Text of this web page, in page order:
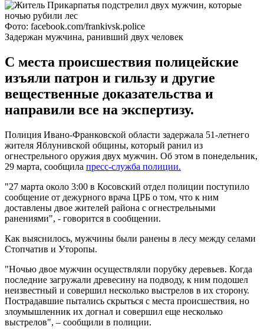
Фото: facebook.com/frankivsk.police
Задержан мужчина, ранивший двух человек
С места происшествия полицейские
изъяли патрон и гильзу и другие
вещественные доказательства и
направили все на экспертизу.
Полиция Ивано-Франковской области задержала 51-летнего
жителя Яблунивской общины, который ранил из
огнестрельного оружия двух мужчин. Об этом в понедельник,
29 марта, сообщила пресс-служба полиции.
"27 марта около 3:00 в Косовский отдел полиции поступило
сообщение от дежурного врача ЦРБ о том, что к ним
доставлены двое жителей района с огнестрельными
ранениями", - говорится в сообщении.
Как выяснилось, мужчины были ранены в лесу между селами
Стопчатив и Уторопы.
"Ночью двое мужчин осуществляли порубку деревьев. Когда
последние загружали древесину на подводу, к ним подошел
неизвестный и совершил несколько выстрелов в их сторону.
Пострадавшие пытались скрыться с места происшествия, но
злоумышленник их догнал и совершил еще несколько
выстрелов", – сообщили в полиции.